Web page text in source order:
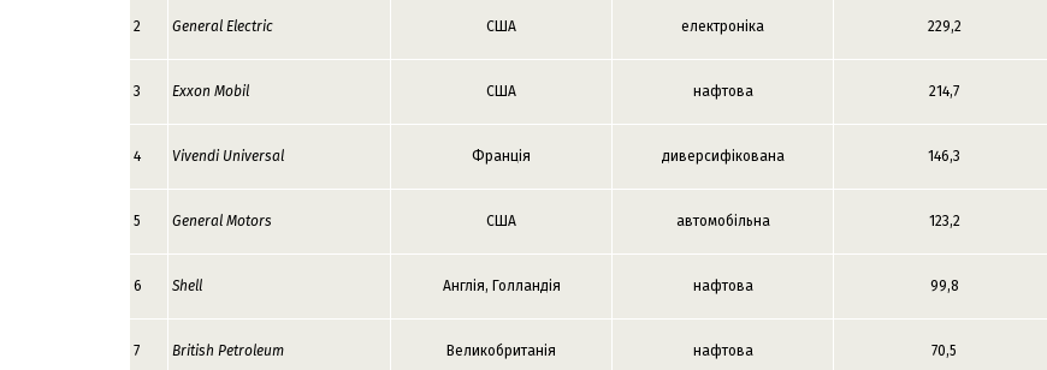
2 General Electric США електроніка 229,2
3 Exxon Mobil США нафтова 214,7
4 Vivendi Universal Франція диверсифікована 146,3
5 General Motors США автомобільна 123,2
6 Shell Англія, Голландія нафтова 99,8
7 British Petroleum Великобританія нафтова 70,5